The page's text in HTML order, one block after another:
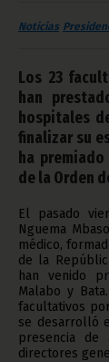
Noticias
Los 23
han
hospitales
finalizar su
ha
de la Orden
El pasado
Nguema
médico,
de la
han venido
Malabo y
facultativos
se desarrolló
presencia de
directores